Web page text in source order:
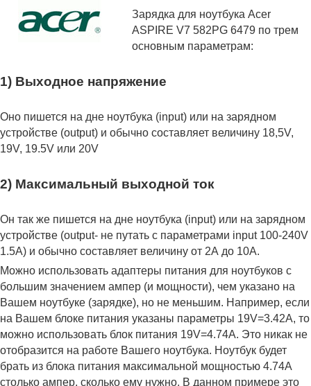
Зарядка для ноутбука Acer
ASPIRE V7 582PG 6479 по трем
основным параметрам:
1) Выходное напряжение
Оно пишется на дне ноутбука (input) или на зарядном
устройстве (output) и обычно составляет величину 18,5V,
19V, 19.5V или 20V
2) Максимальный выходной ток
Он так же пишется на дне ноутбука (input) или на зарядном
устройстве (output- не путать с параметрами input 100-240V
1.5A) и обычно составляет величину от 2А до 10A.
Можно использовать адаптеры питания для ноутбуков с
большим значением ампер (и мощности), чем указано на
Вашем ноутбуке (зарядке), но не меньшим. Например, если
на Вашем блоке питания указаны параметры 19V=3.42A, то
можно использовать блок питания 19V=4.74A. Это никак не
отобразится на работе Вашего ноутбука. Ноутбук будет
брать из блока питания максимальной мощностью 4.74А
столько ампер, сколько ему нужно. В данном примере это